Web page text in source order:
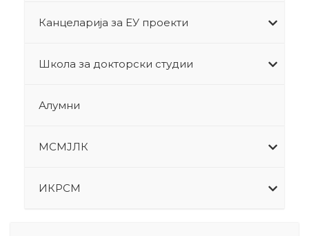
Канцеларија за ЕУ проекти
Школа за докторски студии
Алумни
МСМЈЛК
ИКРСМ